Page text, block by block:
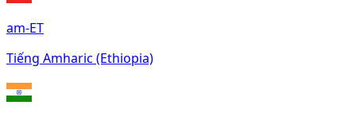
am-ET
Tiếng Amharic (Ethiopia)